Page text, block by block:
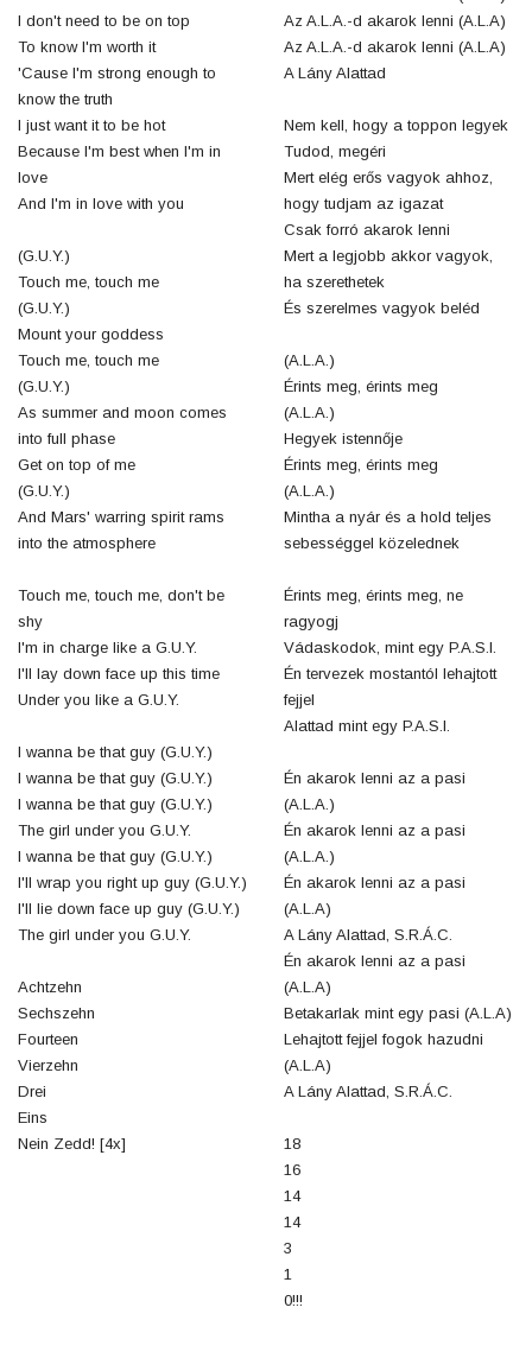
I don't need to be on top
To know I'm worth it
'Cause I'm strong enough to
know the truth
I just want it to be hot
Because I'm best when I'm in
love
And I'm in love with you
(G.U.Y.)
Touch me, touch me
(G.U.Y.)
Mount your goddess
Touch me, touch me
(G.U.Y.)
As summer and moon comes
into full phase
Get on top of me
(G.U.Y.)
And Mars' warring spirit rams
into the atmosphere
Touch me, touch me, don't be
shy
I'm in charge like a G.U.Y.
I'll lay down face up this time
Under you like a G.U.Y.
I wanna be that guy (G.U.Y.)
I wanna be that guy (G.U.Y.)
I wanna be that guy (G.U.Y.)
The girl under you G.U.Y.
I wanna be that guy (G.U.Y.)
I'll wrap you right up guy (G.U.Y.)
I'll lie down face up guy (G.U.Y.)
The girl under you G.U.Y.
Achtzehn
Sechszehn
Fourteen
Vierzehn
Drei
Eins
Nein Zedd! [4x]
Az A.L.A.-d akarok lenni (A.L.A)
Az A.L.A.-d akarok lenni (A.L.A)
A Lány Alattad
Nem kell, hogy a toppon legyek
Tudod, megéri
Mert elég erős vagyok ahhoz,
hogy tudjam az igazat
Csak forró akarok lenni
Mert a legjobb akkor vagyok,
ha szerethetek
És szerelmes vagyok beléd
(A.L.A.)
Érints meg, érints meg
(A.L.A.)
Hegyek istennője
Érints meg, érints meg
(A.L.A.)
Mintha a nyár és a hold teljes
sebességgel közelednek
Érints meg, érints meg, ne
ragyogj
Vádaskodok, mint egy P.A.S.I.
Én tervezek mostantól lehajtott
fejjel
Alattad mint egy P.A.S.I.
Én akarok lenni az a pasi
(A.L.A.)
Én akarok lenni az a pasi
(A.L.A.)
Én akarok lenni az a pasi
(A.L.A)
A Lány Alattad, S.R.Á.C.
Én akarok lenni az a pasi
(A.L.A)
Betakarlak mint egy pasi (A.L.A)
Lehajtott fejjel fogok hazudni
(A.L.A)
A Lány Alattad, S.R.Á.C.
18
16
14
14
3
1
0!!!